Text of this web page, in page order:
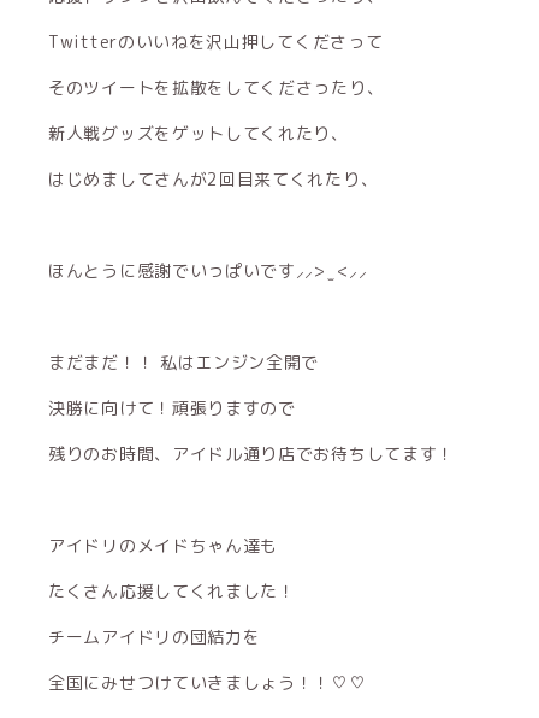
Twitterのいいねを沢山押してくださって
そのツイートを拡散をしてくださったり、
新人戦グッズをゲットしてくれたり、
はじめましてさんが2回目来てくれたり、
ほんとうに感謝でいっぱいです⸝⸝> ̫ <⸝⸝
まだまだ！！ 私はエンジン全開で
決勝に向けて！頑張りますので
残りのお時間、アイドル通り店でお待ちしてます！
アイドリのメイドちゃん達も
たくさん応援してくれました！
チームアイドリの団結力を
全国にみせつけていきましょう！！♡♡